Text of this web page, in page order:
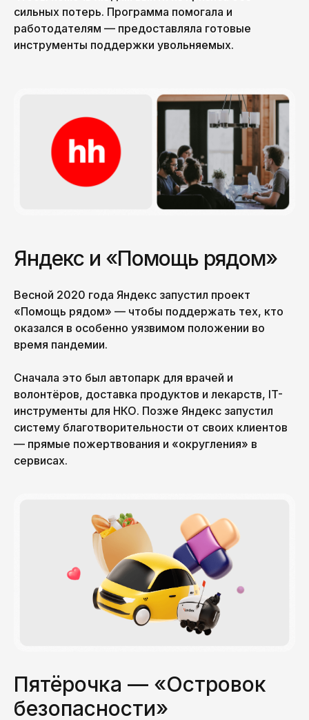
сильных потерь. Программа помогала и
работодателям — предоставляла готовые
инструменты поддержки увольняемых.
Яндекс и «Помощь рядом»
Весной 2020 года Яндекс запустил проект
«Помощь рядом» — чтобы поддержать тех, кто
оказался в особенно уязвимом положении во
время пандемии.
Сначала это был автопарк для врачей и
волонтёров, доставка продуктов и лекарств, IT-
инструменты для НКО. Позже Яндекс запустил
систему благотворительности от своих клиентов
— прямые пожертвования и «округления» в
сервисах.
Пятёрочка — «Островок
безопасности»